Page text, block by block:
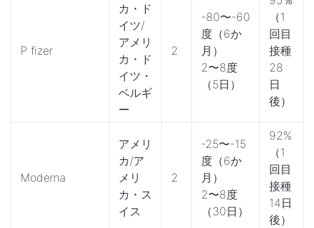
P fizer
カ・ド
イツ/
アメリ
カ・ド
イツ・
ベルギ
ー
2
-80〜-60
度（6か
月）
2〜8度
（5日）
（1
回目
接種
28
日
後）
Moderna
アメリ
カ/ア
メリ
カ・ス
イス
2
-25〜-15
度（6か
月）
2〜8度
（30日）
92%
（1
回目
接種
14日
後）